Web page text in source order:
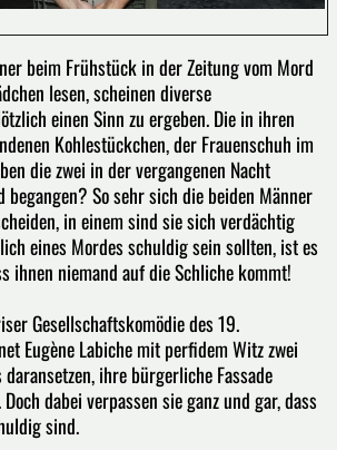
beim Frühstück in der Zeitung vom Mord
lesen, scheinen diverse
einen Sinn zu ergeben. Die in ihren
Kohlestückchen, der Frauenschuh im
die zwei in der vergangenen Nacht
So sehr sich die beiden Männer
in einem sind sie sich verdächtig
eines Mordes schuldig sein sollten, ist es
ihnen niemand auf die Schliche kommt!
Gesellschaftskomödie des 19.
Eugène Labiche mit perfidem Witz zwei
ihre bürgerliche Fassade
dabei verpassen sie ganz und gar, dass
sind.